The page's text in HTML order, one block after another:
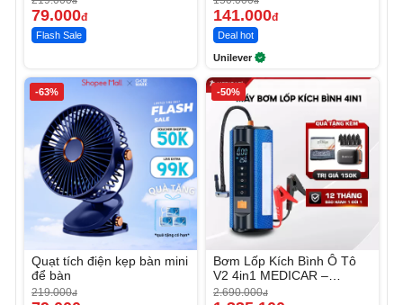
79.000đ
Flash Sale
141.000đ
Deal hot
Unilever
-63%
Quạt tích điện kẹp bàn mini
để bàn
219.000đ
-50%
Bơm Lốp Kích Bình Ô Tô
V2 4in1 MEDICAR –
12.000mAh
2.690.000đ